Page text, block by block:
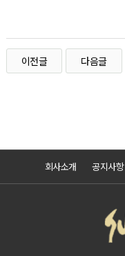
이전글 다음글
회사소개 공지사항